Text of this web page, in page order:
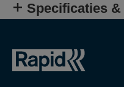
Specificaties